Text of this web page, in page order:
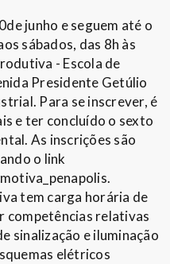
junho e seguem até o
sábados, das 8h às
- Escola de
Presidente Getúlio
Para se inscrever, é
e ter concluído o sexto
As inscrições são
o link
tem carga horária de
competências relativas
sinalização e iluminação
elétricos